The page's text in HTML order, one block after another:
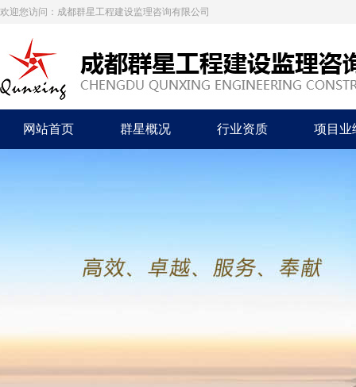
欢迎您访问：成都群星工程建设监理咨询有限公司
网站首页 群星概况 行业资质 项目业